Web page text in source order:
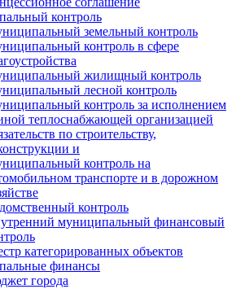
контроль
земельный контроль
контроль в сфере
жилищный контроль
лесной контроль
контроль за исполнением
теплоснабжающей организацией
по строительству,
и
контроль на
транспорте и в дорожном
контроль
муниципальный финансовый
категорированных объектов
финансы
города